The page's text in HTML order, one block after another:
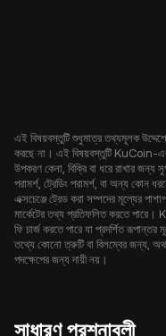
এই বিষয়বস্তুটি শুধুমাত্র তথ্যমূলক
করছে না। এই বিষয়বস্তুটি KuCoin-এর
উপকরণ কেনা, বিক্রি বা ধরে রাখার জন্য
পরামর্শ, ট্রেডিং পরামর্শ, বা অন্য কোন
এক্সচেঞ্জে ট্রেড করা সম্পদের মূল্যের
মার্কেটের তথ্য প্রতিফলিত করতে পারে।
ফি চার্জ করতে পারে যা প্রদর্শিত
তথ্যে কোনো ত্রুটি বা বিলম্বের জন্য,
পদক্ষেপের জন্য দায়ী নয়।
সাধারণ প্রশ্নাবলী